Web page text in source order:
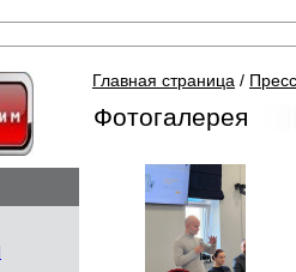
Главная страница /
Фотогалерея